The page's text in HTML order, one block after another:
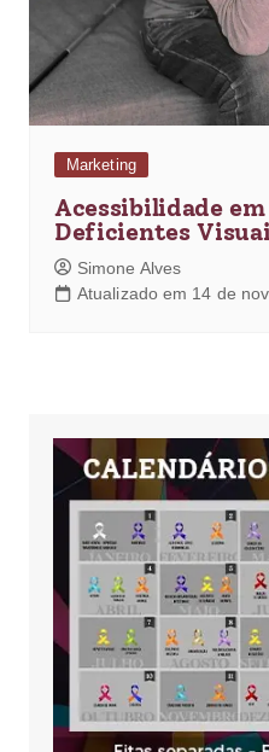
Marketing
Acessibilidade
Deficientes
Simone Alves
Atualizado em 14 de